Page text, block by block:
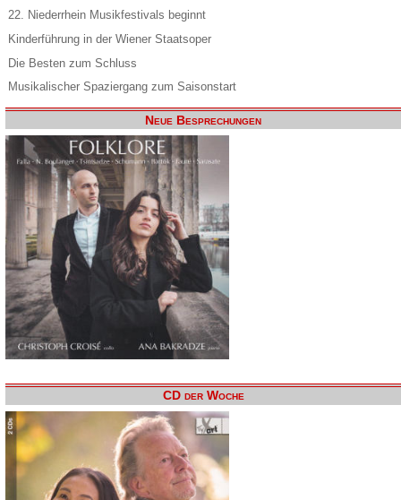
22. Niederrhein Musikfestivals beginnt
Kinderführung in der Wiener Staatsoper
Die Besten zum Schluss
Musikalischer Spaziergang zum Saisonstart
Neue Besprechungen
CD der Woche